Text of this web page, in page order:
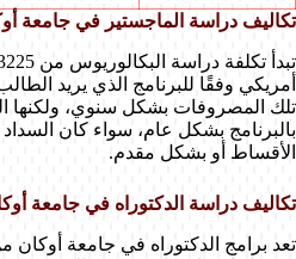
تكاليف دراسة الماجستير في جامعة
أمريكي وفقًا للبرنامج الذي يريد
تلك المصروفات بشكل سنوي، ولكنها
بالبرنامج بشكل عام، سواء كان
الأقساط أو بشكل مقدم.
تكاليف دراسة الدكتوراه في جامعة
تعد برامج الدكتوراه في جامعة أوكان